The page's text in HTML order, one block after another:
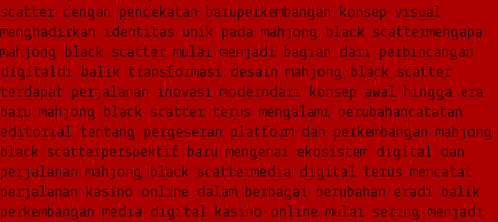
scatter dengan pendekatan baruperkembangan konsep visual
menghadirkan identitas unik pada mahjong black scattermengapa
mahjong black scatter mulai menjadi bagian dari perbincangan
digitaldi balik transformasi desain mahjong black scatter
terdapat perjalanan inovasi moderndari konsep awal hingga era
baru mahjong black scatter terus mengalami perubahancatatan
editorial tentang pergeseran platform dan perkembangan mahjong
black scatterperspektif baru mengenai ekosistem digital dan
perjalanan mahjong black scattermedia digital terus mencatat
perjalanan kasino online dalam berbagai perubahan eradi balik
perkembangan media digital kasino online mulai sering menjadi